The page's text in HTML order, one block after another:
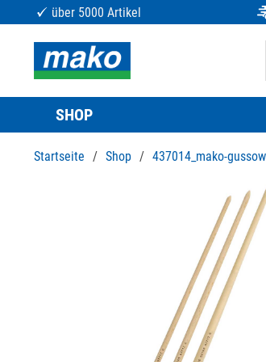
über 5000 Artikel
SHOP
Startseite / Shop / 437014_mako-